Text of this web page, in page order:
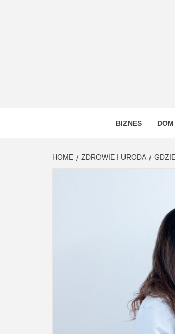
BIZNES
HOME ZDROWIE I URODA